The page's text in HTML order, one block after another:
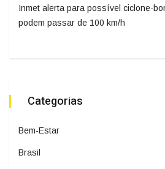
Inmet alerta para possível ciclone-
podem passar de 100 km/h
Categorias
Bem-Estar
Brasil